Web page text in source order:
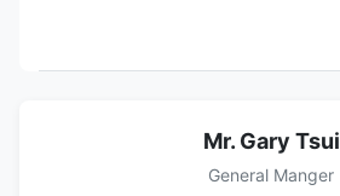
Mr. Gary Tsui
General Manger